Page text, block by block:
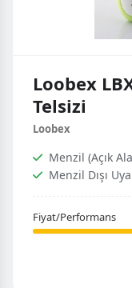
Loobex
Telsizi
Loobex
Menzil (Açık
Menzil Dışı
Fiyat/Performans